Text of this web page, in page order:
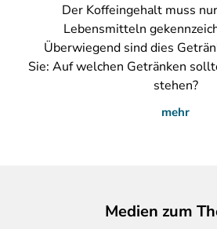
DerKoffeingehalt muss
Lebensmitteln
Überwiegend sind dies
Sie: Auf welchen Getränken
stehen?
mehr
Medien zum